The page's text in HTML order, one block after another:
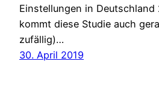
Einstellungen in Deutschland
kommt diese Studie auch
zufällig)…
30. April 2019